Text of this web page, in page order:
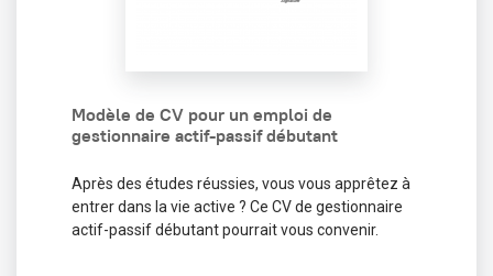
Modèle de CV pour un emploi de
gestionnaire actif-passif débutant
Après des études réussies, vous vous apprêtez à
entrer dans la vie active ? Ce CV de gestionnaire
actif-passif débutant pourrait vous convenir.